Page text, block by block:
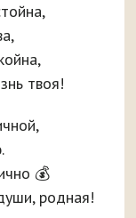
твоя!
💰
родная!